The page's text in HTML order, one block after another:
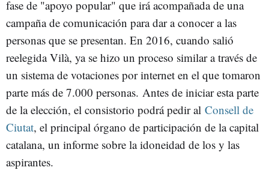
fase de "apoyo popular" que irá acompañada de una
campaña de comunicación para dar a conocer a las
personas que se presentan. En 2016, cuando salió
reelegida Vilà, ya se hizo un proceso similar a través de
un sistema de votaciones por internet en el que tomaron
parte más de 7.000 personas. Antes de iniciar esta parte
de la elección, el consistorio podrá pedir al Consell de
Ciutat, el principal órgano de participación de la capital
catalana, un informe sobre la idoneidad de los y las
aspirantes.